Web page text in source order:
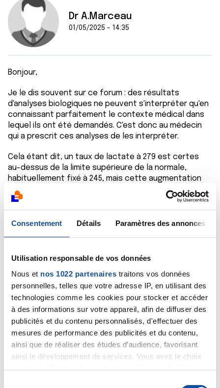
Consentement Détails Paramètres des annonces
Utilisation responsable de vos données
Nous et nos 1022 partenaires traitons vos données
personnelles, telles que votre adresse IP, en utilisant des
technologies comme les cookies pour stocker et accéder
à des informations sur votre appareil, afin de diffuser des
publicités et du contenu personnalisés, d'effectuer des
mesures de performance des publicités et du contenu,
ainsi que de réaliser des études d’audience, favorisant
ainsi le développement de services. Vous avez le choix
quant à l'utilisation de vos données et à leurs finalités.
Dr A.Marceau
01/05/2025 - 14:35
Bonjour,
Je le dis souvent sur ce forum : des résultats
d'analyses biologiques ne peuvent s'interpréter qu'en
connaissant parfaitement le contexte médical dans
lequel ils ont été demandés. C'est donc au médecin
qui a prescrit ces analyses de les interpréter.
Cela étant dit, un taux de lactate à 279 est certes
au-dessus de la limite supérieure de la normale,
habituellement fixé à 245, mais cette augmentation
n'est pas alarmante, le médecin prescripteur pourra
interpréter plus précisément ce taux. Quant aux
leucocytes (globules blancs), ils doivent être compris
entre 5.000 et 11.000/mm3, le taux que vous indiquez
Dr Marceau
Citer
V48